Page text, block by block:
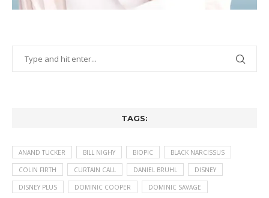
TAGS:
ANAND TUCKER BILL NIGHY BIOPIC BLACK NARCISSUS
COLIN FIRTH CURTAIN CALL DANIEL BRUHL DISNEY
DISNEY PLUS DOMINIC COOPER DOMINIC SAVAGE